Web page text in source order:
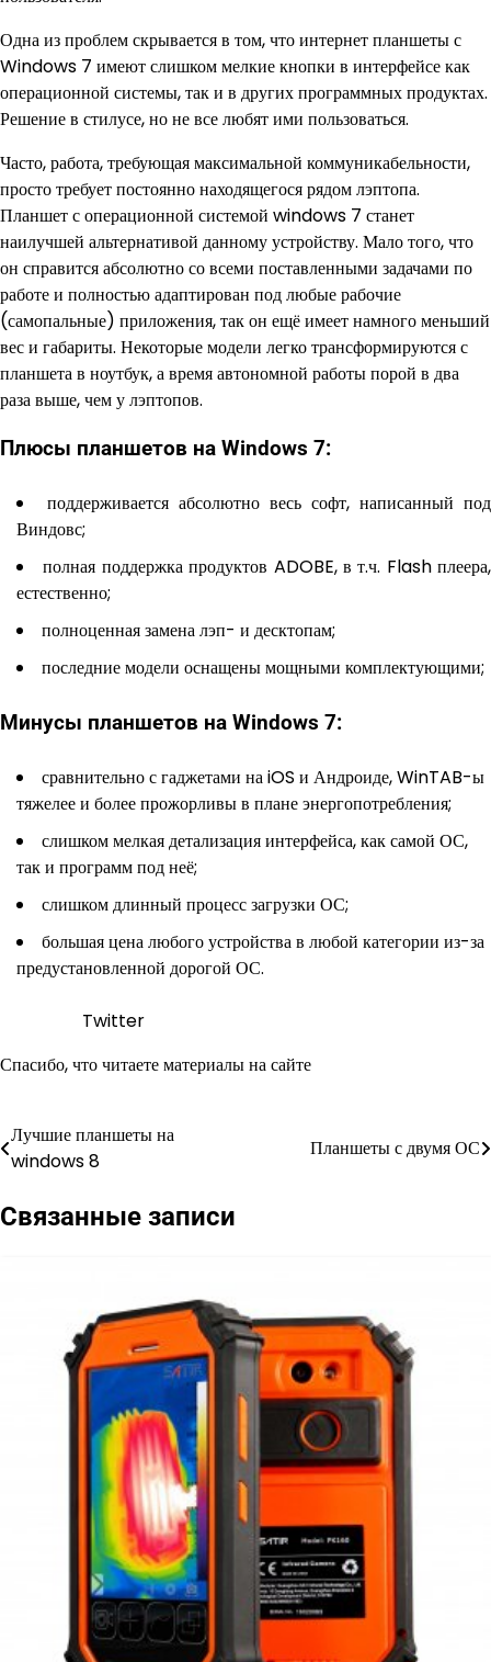
Одна из проблем скрывается в том, что интернет планшеты с
Windows 7 имеют слишком мелкие кнопки в интерфейсе как
операционной системы, так и в других программных продуктах.
Решение в стилусе, но не все любят ими пользоваться.
Часто, работа, требующая максимальной коммуникабельности,
просто требует постоянно находящегося рядом лэптопа.
Планшет с операционной системой windows 7 станет
наилучшей альтернативой данному устройству. Мало того, что
он справится абсолютно со всеми поставленными задачами по
работе и полностью адаптирован под любые рабочие
(самопальные) приложения, так он ещё имеет намного меньший
вес и габариты. Некоторые модели легко трансформируются с
планшета в ноутбук, а время автономной работы порой в два
раза выше, чем у лэптопов.
Плюсы планшетов на Windows 7:
поддерживается абсолютно весь софт, написанный под
Виндовс;
полная поддержка продуктов ADOBE, в т.ч. Flash плеера,
естественно;
полноценная замена лэп- и десктопам;
последние модели оснащены мощными комплектующими;
Минусы планшетов на Windows 7:
сравнительно с гаджетами на iOS и Андроиде, WinTAB-ы
тяжелее и более прожорливы в плане энергопотребления;
слишком мелкая детализация интерфейса, как самой ОС,
так и программ под неё;
слишком длинный процесс загрузки ОС;
большая цена любого устройства в любой категории из-за
предустановленной дорогой ОС.
Twitter
Спасибо, что читаете материалы на сайте
Навигация
записям
Лучшие планшеты на
windows 8
Планшеты с двумя ОС
Связанные записи